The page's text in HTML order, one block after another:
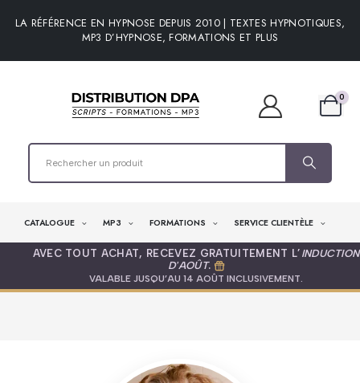
LA RÉFÉRENCE EN HYPNOSE DEPUIS 2010 | TEXTES HYPNOTIQUES,
MP3 D’HYPNOSE, FORMATIONS ET PLUS
0
CATALOGUE MP3 FORMATIONS SERVICE CLIENTÈLE
AVEC TOUT ACHAT, RECEVEZ GRATUITEMENT L’ INDUCTION
D'AOÛT.
VALABLE JUSQU’AU 14 AOÛT INCLUSIVEMENT.